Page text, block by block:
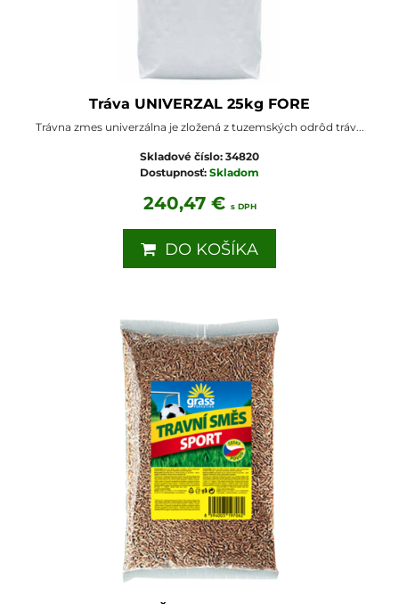
Tráva UNIVERZAL 25kg FORE
Trávna zmes univerzálna je zložená z tuzemských odrôd tráv...
Skladové číslo: 34820
Dostupnosť: Skladom
240,47 € s DPH
DO KOŠÍKA